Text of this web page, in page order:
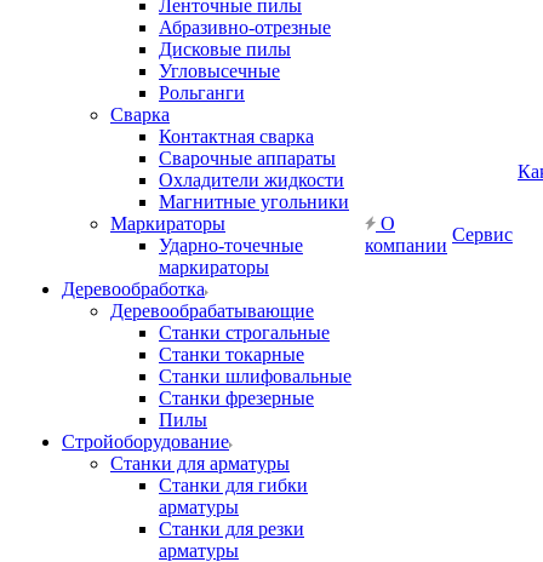
Ленточные пилы
Абразивно-отрезные
Дисковые пилы
Угловысечные
Рольганги
Сварка
Контактная сварка
Сварочные аппараты
Охладители жидкости
Магнитные угольники
Маркираторы
Ударно-точечные
маркираторы
Деревообработка
Деревообрабатывающие
Станки строгальные
Станки токарные
Станки шлифовальные
Станки фрезерные
Пилы
Стройоборудование
Станки для арматуры
Станки для гибки
арматуры
Станки для резки
арматуры
О
компании
Сервис